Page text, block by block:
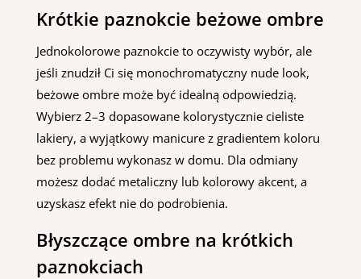
Krótkie paznokcie beżowe ombre
Jednokolorowe paznokcie to oczywisty wybór, ale
jeśli znudził Ci się monochromatyczny nude look,
beżowe ombre może być idealną odpowiedzią.
Wybierz 2–3 dopasowane kolorystycznie cieliste
lakiery, a wyjątkowy manicure z gradientem koloru
bez problemu wykonasz w domu. Dla odmiany
możesz dodać metaliczny lub kolorowy akcent, a
uzyskasz efekt nie do podrobienia.
Błyszczące ombre na krótkich
paznokciach